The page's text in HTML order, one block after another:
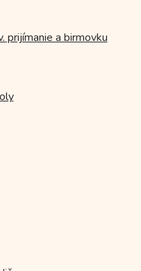
prijímanie a birmovku